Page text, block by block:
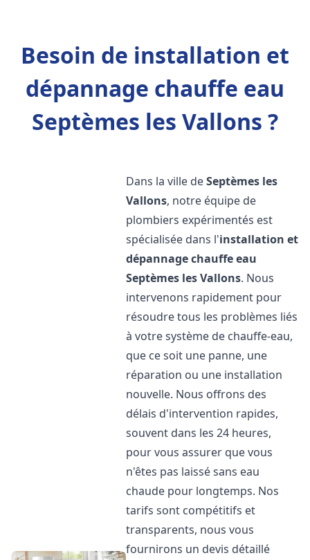
Besoin de installation et
dépannage chauffe eau
Septèmes les Vallons ?
Dans la ville deSeptèmes les
Vallons, notre équipe de
plombiers expérimentés est
spécialisée dans l'installation et
dépannage chauffe eau
Septèmes les Vallons. Nous
intervenons rapidement pour
résoudre tous les problèmes liés
à votre système de chauffe-eau,
que ce soit une panne, une
réparation ou une installation
nouvelle. Nous offrons des
délais d'intervention rapides,
souvent dans les 24 heures,
pour vous assurer que vous
n'êtes pas laissé sans eau
chaude pour longtemps. Nos
tarifs sont compétitifs et
transparents, nous vous
fournirons un devis détaillé